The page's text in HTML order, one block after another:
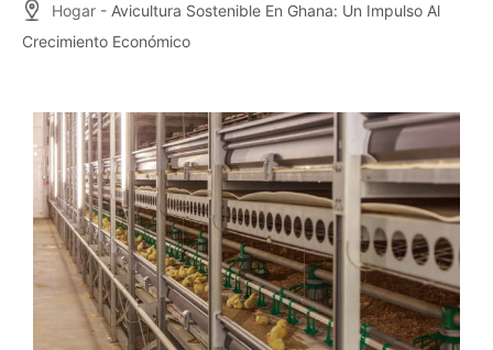
Hogar - Avicultura Sostenible En Ghana: Un Impulso Al
Crecimiento Económico